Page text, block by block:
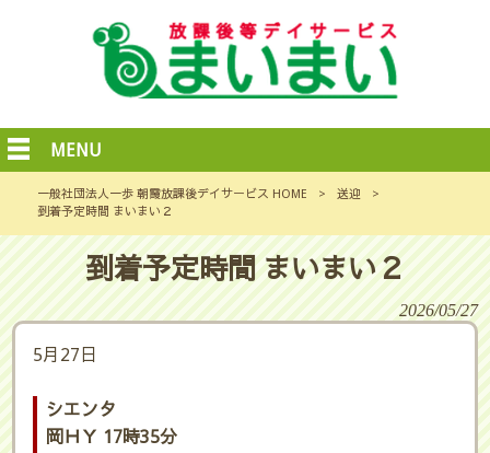
MENU
一般社団法人一歩 朝霞放課後デイサービス HOME > 送迎
>
到着予定時間 まいまい２
到着予定時間 まいまい２
2026/05/27
5月27日
シエンタ
岡ＨＹ 17時35分